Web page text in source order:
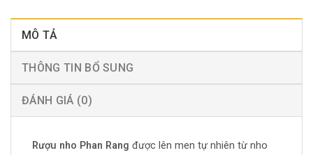
MÔ TẢ
THÔNG TIN BỔ SUNG
ĐÁNH GIÁ (0)
Rượu nho Phan Rang được lên men tự nhiên từ nho